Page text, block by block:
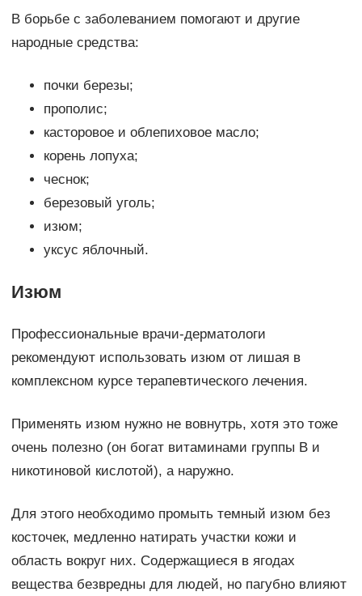
В борьбе с заболеванием помогают и другие
народные средства:
почки березы;
прополис;
касторовое и облепиховое масло;
корень лопуха;
чеснок;
березовый уголь;
изюм;
уксус яблочный.
Изюм­
Профессиональные врачи-дерматологи
рекомендуют использовать изюм от лишая в
комплексном курсе терапевтического лечения.
Применять изюм нужно не вовнутрь, хотя это тоже
очень полезно (он богат витаминами группы В и
никотиновой кислотой), а наружно.
Для этого необходимо промыть темный изюм без
косточек, медленно натирать участки кожи и
область вокруг них. Содержащиеся в ягодах
вещества безвредны для людей, но пагубно влияют